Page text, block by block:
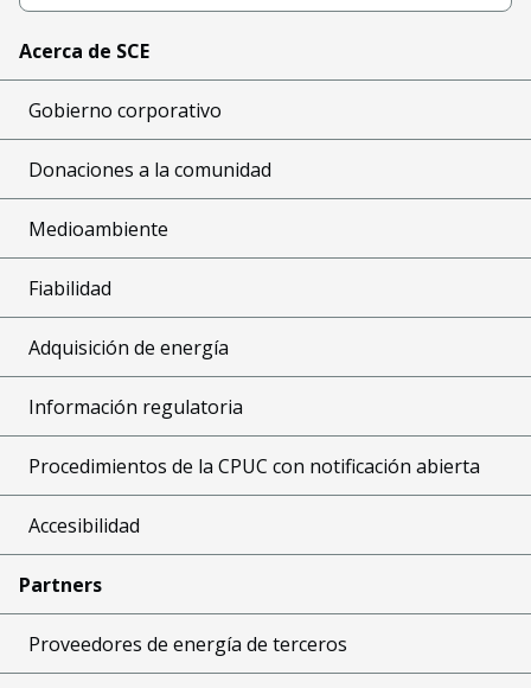
Acerca de SCE
Gobierno corporativo
Donaciones a la comunidad
Medioambiente
Fiabilidad
Adquisición de energía
Información regulatoria
Procedimientos de la CPUC con notificación abierta
Accesibilidad
Partners
Proveedores de energía de terceros